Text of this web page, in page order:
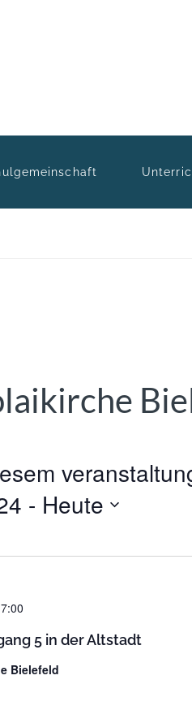
- Heute
5 in der Altstadt
Bielefeld